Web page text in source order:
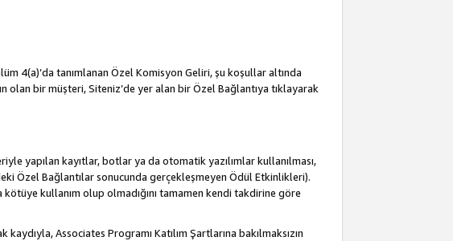
4(a)’da tanımlanan Özel Komisyon Geliri, şu koşullar altında
olan bir müşteri, Siteniz’de yer alan bir Özel Bağlantıya tıklayarak
yapılan kayıtlar, botlar ya da otomatik yazılımlar kullanılması,
Özel Bağlantılar sonucunda gerçekleşmeyen Ödül Etkinlikleri).
kullanım olup olmadığını tamamen kendi takdirine göre
Associates Programı Katılım Şartlarına bakılmaksızın